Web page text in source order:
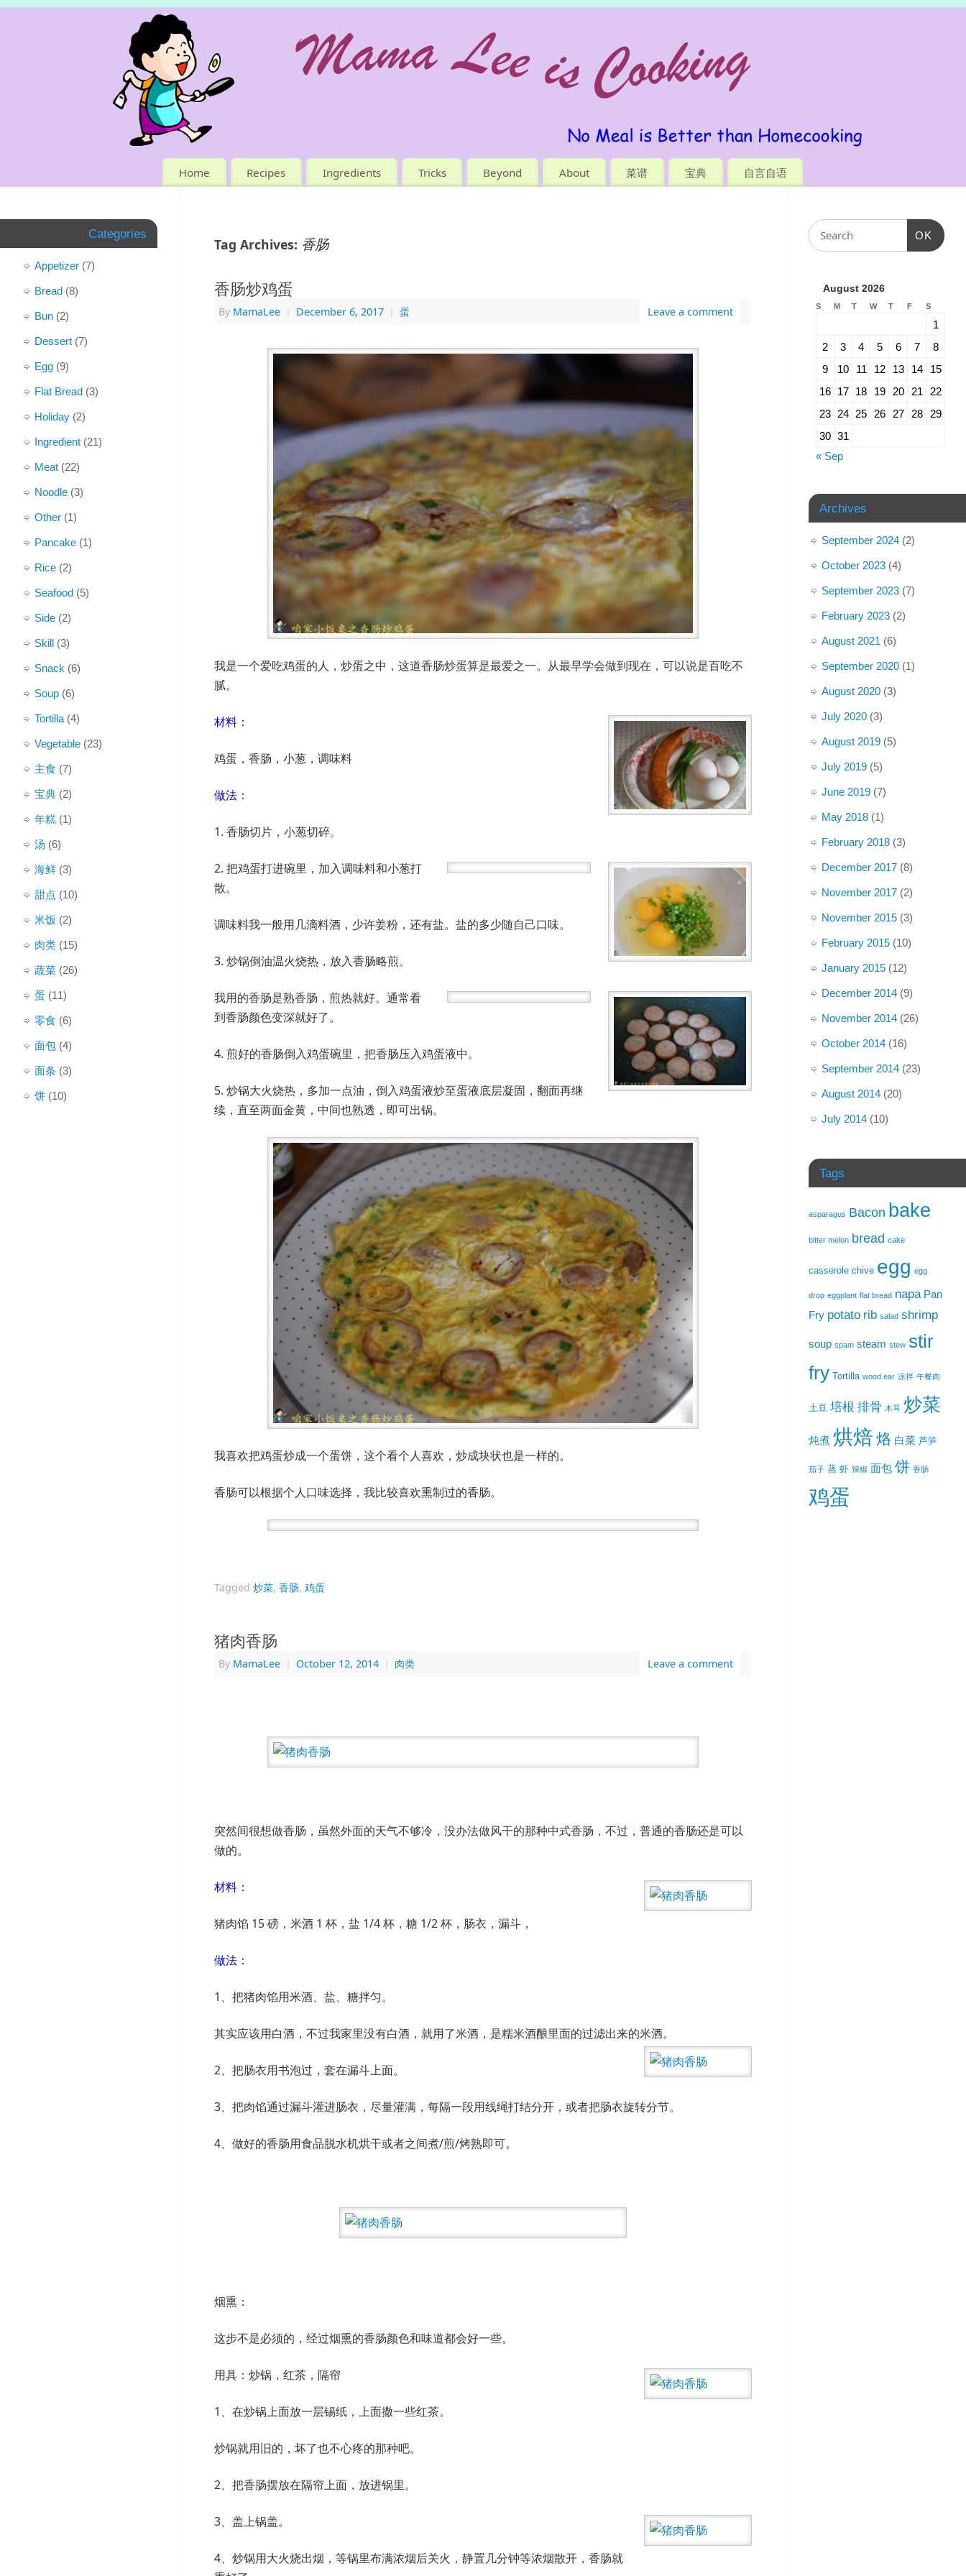
Home Recipes Ingredients Tricks Beyond About 菜谱 宝典 自言自语
Tag Archives: 香肠
香肠炒鸡蛋
By MamaLee December 6, 2017 蛋 Leave a comment
我是一个爱吃鸡蛋的人，炒蛋之中，这道香肠炒蛋算是最爱之一。从最早学会做到现在，可以说是百吃不
腻。
材料：
鸡蛋，香肠，小葱，调味料
做法：
1. 香肠切片，小葱切碎。
2. 把鸡蛋打进碗里，加入调味料和小葱打
散。
调味料我一般用几滴料酒，少许姜粉，还有盐。盐的多少随自己口味。
3. 炒锅倒油温火烧热，放入香肠略煎。
我用的香肠是熟香肠，煎热就好。通常看
到香肠颜色变深就好了。
4. 煎好的香肠倒入鸡蛋碗里，把香肠压入鸡蛋液中。
5. 炒锅大火烧热，多加一点油，倒入鸡蛋液炒至蛋液底层凝固，翻面再继
续，直至两面金黄，中间也熟透，即可出锅。
我喜欢把鸡蛋炒成一个蛋饼，这个看个人喜欢，炒成块状也是一样的。
香肠可以根据个人口味选择，我比较喜欢熏制过的香肠。
Tagged 炒菜, 香肠, 鸡蛋
猪肉香肠
By MamaLee October 12, 2014 肉类 Leave a comment
突然间很想做香肠，虽然外面的天气不够冷，没办法做风干的那种中式香肠，不过，普通的香肠还是可以
做的。
材料：
猪肉馅 15 磅，米酒 1 杯，盐 1/4 杯，糖 1/2 杯，肠衣，漏斗，
做法：
1、把猪肉馅用米酒、盐、糖拌匀。
其实应该用白酒，不过我家里没有白酒，就用了米酒，是糯米酒酿里面的过滤出来的米酒。
2、把肠衣用书泡过，套在漏斗上面。
3、把肉馅通过漏斗灌进肠衣，尽量灌满，每隔一段用线绳打结分开，或者把肠衣旋转分节。
4、做好的香肠用食品脱水机烘干或者之间煮/煎/烤熟即可。
烟熏：
这步不是必须的，经过烟熏的香肠颜色和味道都会好一些。
用具：炒锅，红茶，隔帘
1、在炒锅上面放一层锡纸，上面撒一些红茶。
炒锅就用旧的，坏了也不心疼的那种吧。
2、把香肠摆放在隔帘上面，放进锅里。
3、盖上锅盖。
4、炒锅用大火烧出烟，等锅里布满浓烟后关火，静置几分钟等浓烟散开，香肠就
Categories
Appetizer (7)
Bread (8)
Bun (2)
Dessert (7)
Egg (9)
Flat Bread (3)
Holiday (2)
Ingredient (21)
Meat (22)
Noodle (3)
Other (1)
Pancake (1)
Rice (2)
Seafood (5)
Side (2)
Skill (3)
Snack (6)
Soup (6)
Tortilla (4)
Vegetable (23)
主食 (7)
宝典 (2)
年糕 (1)
汤 (6)
海鲜 (3)
甜点 (10)
米饭 (2)
肉类 (15)
蔬菜 (26)
蛋 (11)
零食 (6)
面包 (4)
面条 (3)
饼 (10)
OK
August 2026
S M T W T F S
1
2
3 4 5 6 7
8
9
10 11 12 13 14
15
16 17 18 19 20 21
22
23 24 25 26 27 28
29
30 31
« Sep
Archives
September 2024 (2)
October 2023 (4)
September 2023 (7)
February 2023 (2)
August 2021 (6)
September 2020 (1)
August 2020 (3)
July 2020 (3)
August 2019 (5)
July 2019 (5)
June 2019 (7)
May 2018 (1)
February 2018 (3)
December 2017 (8)
November 2017 (2)
November 2015 (3)
February 2015 (10)
January 2015 (12)
December 2014 (9)
November 2014 (26)
October 2014 (16)
September 2014 (23)
August 2014 (20)
July 2014 (10)
Tags
asparagus Bacon bake
bitter melon bread cake
casserole chive egg egg
drop eggplant flat bread napa Pan
Fry potato rib salad shrimp
soup spam steam stew stir
fry Tortilla wood ear 凉拌 午餐肉
土豆 培根 排骨 木耳 炒菜
炖煮 烘焙 烙 白菜 芦笋
茄子 蒸 虾 辣椒 面包 饼 香肠
鸡蛋